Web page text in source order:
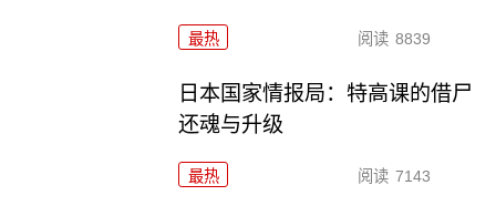
最热 阅读 8839
日本国家情报局：特高课的借尸
还魂与升级
最热 阅读 7143